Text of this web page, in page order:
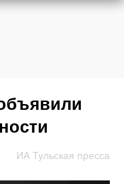
ИА Тульская пресса